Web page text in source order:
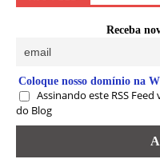
Receba
Coloque nosso domínio na
Assinando este RSS
do Blog